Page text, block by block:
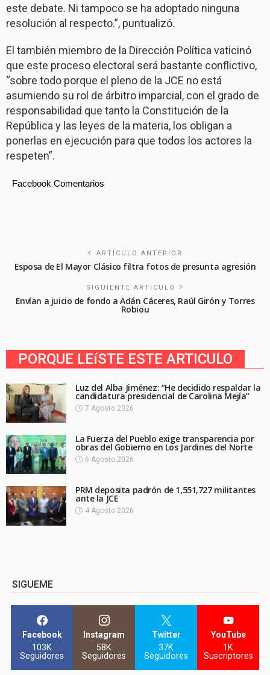
este debate. Ni tampoco se ha adoptado ninguna
resolución al respecto.”, puntualizó.
El también miembro de la Dirección Política vaticinó
que este proceso electoral será bastante conflictivo,
“sobre todo porque el pleno de la JCE no está
asumiendo su rol de árbitro imparcial, con el grado de
responsabilidad que tanto la Constitución de la
República y las leyes de la materia, los obligan a
ponerlas en ejecución para que todos los actores la
respeten”.
Facebook Comentarios
ARTÍCULO ANTERIOR
Esposa de El Mayor Clásico filtra fotos de presunta agresión
SIGUIENTE ARTICULO
Envían a juicio de fondo a Adán Cáceres, Raúl Girón y Torres
Robiou
PORQUE LEíSTE ESTE ARTICULO
Luz del Alba Jiménez: “He decidido respaldar la
candidatura presidencial de Carolina Mejía”
7 Agosto 2026
La Fuerza del Pueblo exige transparencia por
obras del Gobierno en Los Jardines del Norte
6 Agosto 2026
PRM deposita padrón de 1,551,727 militantes
ante la JCE
4 Agosto 2026
SIGUEME
Facebook
103K
Seguidores
Instagram
58K
Seguidores
Twitter
37K
Seguidores
YouTube
1K
Suscriptores